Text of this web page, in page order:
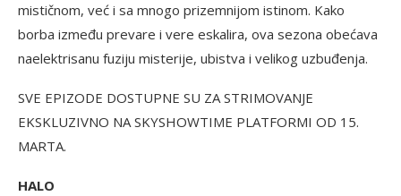
mističnom, već i sa mnogo prizemnijom istinom. Kako
borba između prevare i vere eskalira, ova sezona obećava
naelektrisanu fuziju misterije, ubistva i velikog uzbuđenja.
SVE EPIZODE DOSTUPNE SU ZA STRIMOVANJE
EKSKLUZIVNO NA SKYSHOWTIME PLATFORMI OD 15.
MARTA.
HALO